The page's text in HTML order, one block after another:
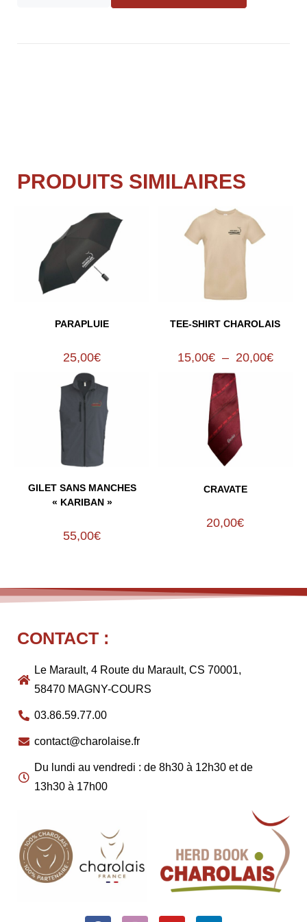
PRODUITS SIMILAIRES
PARAPLUIE
25,00€
TEE-SHIRT CHAROLAIS
15,00€ – 20,00€
GILET SANS MANCHES
« KARIBAN »
55,00€
CRAVATE
20,00€
CONTACT :
Le Marault, 4 Route du Marault, CS 70001,
58470 MAGNY-COURS
03.86.59.77.00
contact@charolaise.fr
Du lundi au vendredi : de 8h30 à 12h30 et de
13h30 à 17h00